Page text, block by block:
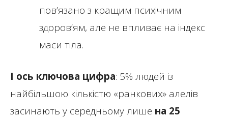
пов’язано з кращим психічним
здоров’ям, але не впливає на індекс
маси тіла.
І ось ключова цифра: 5% людей із
найбільшою кількістю «ранкових» алелів
засинають у середньому лише на 25